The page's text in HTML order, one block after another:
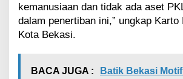
kemanusiaan dan tidak ada aset
dalam penertiban ini,” ungkap Karto
Kota Bekasi.
BACA JUGA :
Batik Bekasi